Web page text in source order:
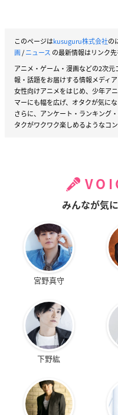
このページはkusuguru株式会社の
画/ニュース の最新情報はリンク先
アニメ・ゲーム・漫画などの2次
報・話題をお届けする情報メディア
女性向けアニメをはじめ、少年ア
マーにも幅を広げ、オタクが気に
さらに、アンケート・ランキング
タクがワクワク楽しめるようなコ
みんなが気
宮野真守
下野紘